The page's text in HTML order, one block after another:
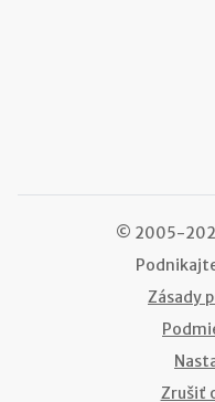
© 2005-
Zásady
Zrušiť